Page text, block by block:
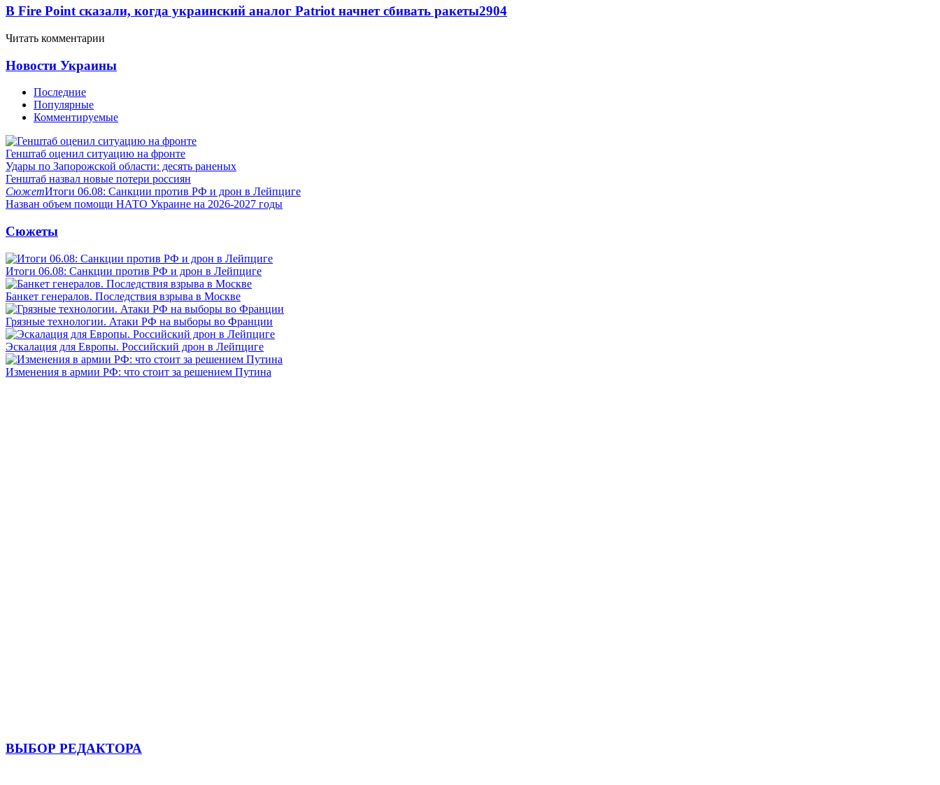
В Fire Point сказали, когда украинский аналог Patriot начнет сбивать ракеты2904
Читать комментарии
Новости Украины
Последние
Популярные
Комментируемые
Генштаб оценил ситуацию на фронте
Удары по Запорожской области: десять раненых
Генштаб назвал новые потери россиян
СюжетИтоги 06.08: Санкции против РФ и дрон в Лейпциге
Назван объем помощи НАТО Украине на 2026-2027 годы
Сюжеты
Итоги 06.08: Санкции против РФ и дрон в Лейпциге
Банкет генералов. Последствия взрыва в Москве
Грязные технологии. Атаки РФ на выборы во Франции
Эскалация для Европы. Российский дрон в Лейпциге
Изменения в армии РФ: что стоит за решением Путина
ВЫБОР РЕДАКТОРА